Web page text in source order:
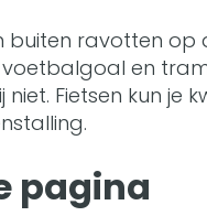
e
H
o
v
r
t
s
e
buiten ravotten op
voetbalgoal en
Fietsen kun je
pagina